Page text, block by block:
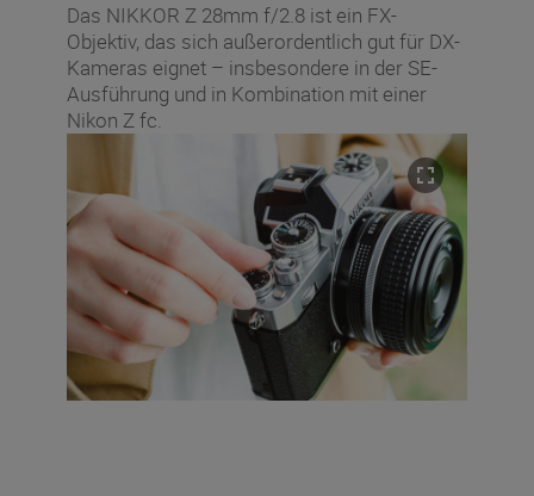
Das NIKKOR Z 28mm f/2.8 ist ein FX-
Objektiv, das sich außerordentlich gut für DX-
Kameras eignet – insbesondere in der SE-
Ausführung und in Kombination mit einer
Nikon Z fc.